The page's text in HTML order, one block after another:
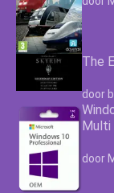
The
door
Multi
door